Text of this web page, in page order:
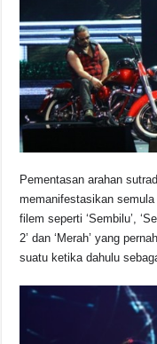
Pementasan arahan
memanifestasikan
filem seperti ‘Sembilu’,
2’ dan ‘Merah’ yang
suatu ketika dahulu